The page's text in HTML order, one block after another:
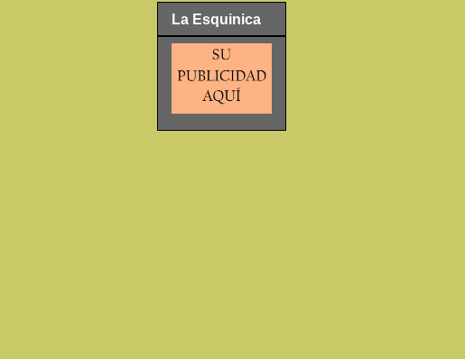
La Esquinica